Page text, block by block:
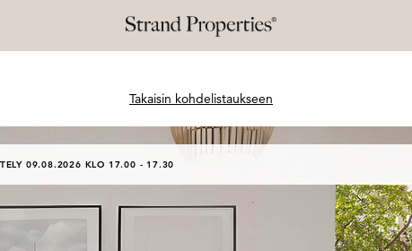
Takaisin kohdelistaukseen
09.08.2026 KLO 17.00 - 17.30